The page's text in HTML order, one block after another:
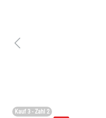
Kauf 3 - Zahl 2